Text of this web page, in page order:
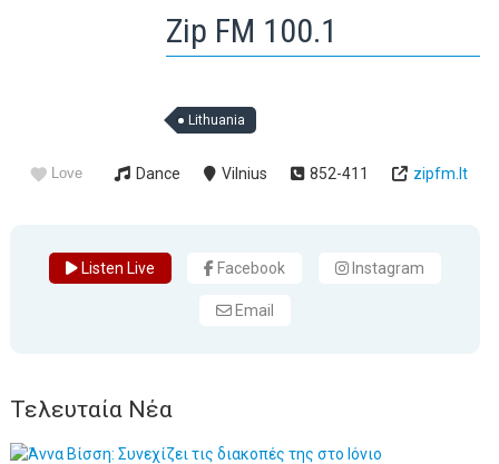
Zip FM 100.1
Lithuania
Love Dance Vilnius 852-411 zipfm.lt
Listen Live Facebook Instagram
Email
Τελευταία Νέα